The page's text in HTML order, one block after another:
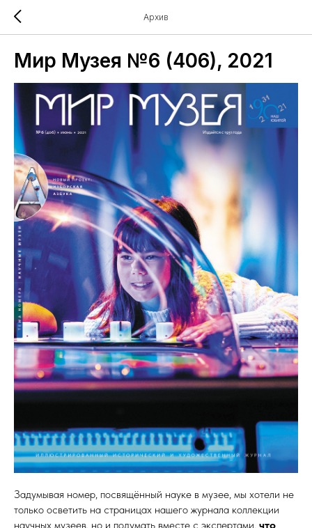
Архив
Мир Музея №6 (406), 2021
Задумывая номер, посвящённый науке в музее, мы хотели не
только осветить на страницах нашего журнала коллекции
научных музеев, но и подумать вместе с экспертами, что